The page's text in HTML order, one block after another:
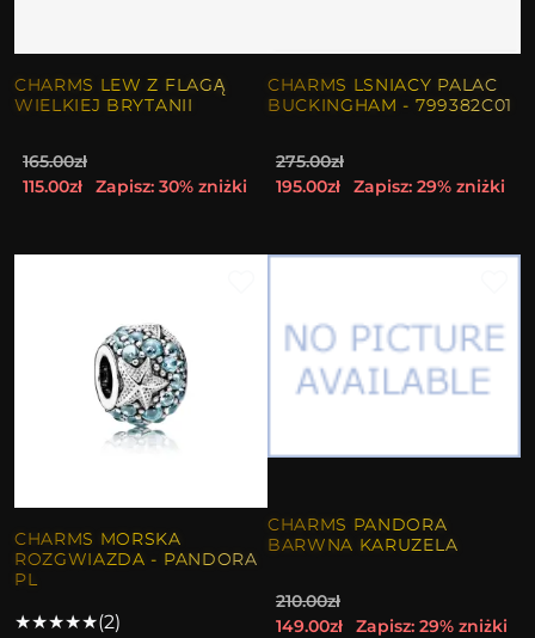
CHARMS LEW Z FLAGĄ
WIELKIEJ BRYTANII
165.00zł
115.00zł
Zapisz: 30% zniżki
CHARMS LSNIACY PALAC
BUCKINGHAM - 799382C01
275.00zł
195.00zł
Zapisz: 29% zniżki
CHARMS MORSKA
ROZGWIAZDA - PANDORA
PL
★★★★★(2)
CHARMS PANDORA
BARWNA KARUZELA
210.00zł
149.00zł
Zapisz: 29% zniżki